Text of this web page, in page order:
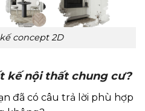
concept 2D
kế nội thất chung cư?
đã có câu trả lời phù hợp